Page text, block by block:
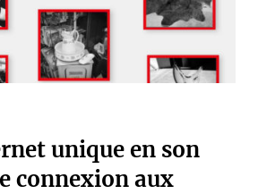
unique en son
connexion aux